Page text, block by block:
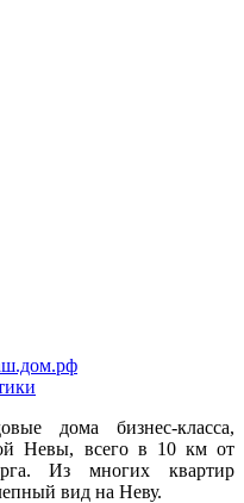
дома бизнес-класса,
Невы, всего в 10 км от
Из многих квартир
вид на Неву.